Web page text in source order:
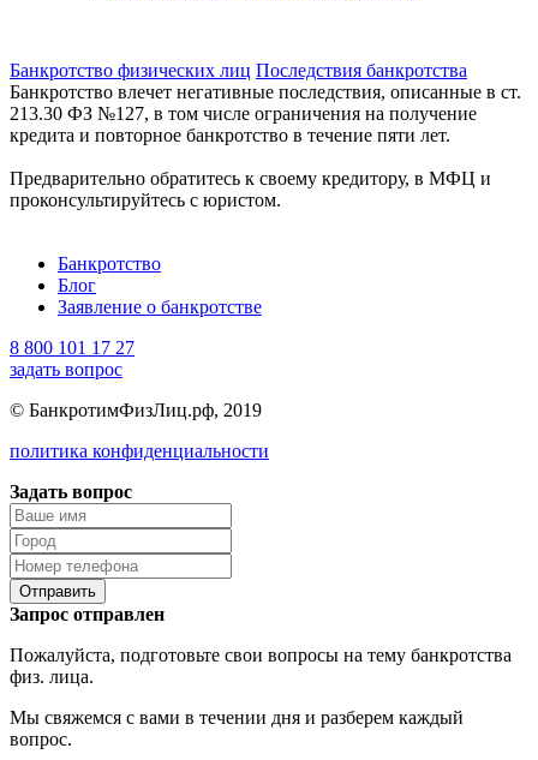
Банкротство физических лиц Последствия банкротства
Банкротство влечет негативные последствия, описанные в ст.
213.30 ФЗ №127, в том числе ограничения на получение
кредита и повторное банкротство в течение пяти лет.
Предварительно обратитесь к своему кредитору, в МФЦ и
проконсультируйтесь с юристом.
Банкротство
Блог
Заявление о банкротстве
8 800 101 17 27
задать вопрос
© БанкротимФизЛиц.рф, 2019
политика конфиденциальности
Задать вопрос
Отправить
Запрос отправлен
Пожалуйста, подготовьте свои вопросы на тему банкротства
физ. лица.
Мы свяжемся с вами в течении дня и разберем каждый
вопрос.